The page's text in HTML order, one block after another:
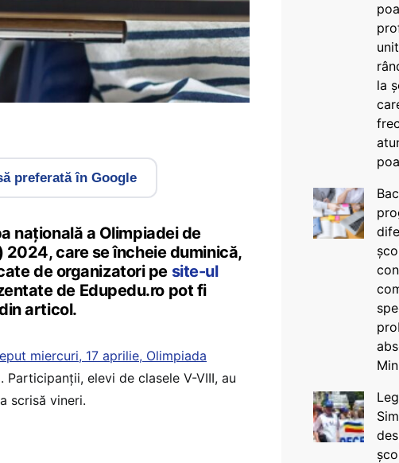
preferată în Google
națională a Olimpiadei de
2024, care se încheie duminică,
de organizatori pe site-ul
de Edupedu.ro pot fi
articol.
miercuri, 17 aprilie, Olimpiada
Participanții, elevi de clasele V-VIII, au
scrisă vineri.
la